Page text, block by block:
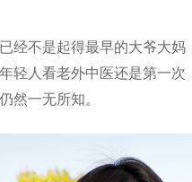
经不是起得最早的大爷大
轻人看老外中医还是第一
然一无所知。